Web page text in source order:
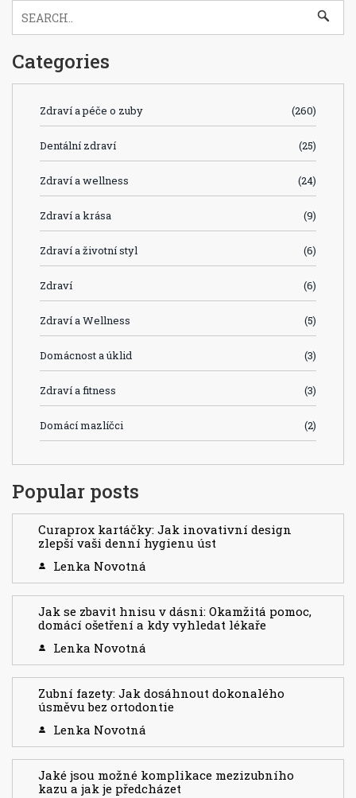
Categories
Zdraví a péče o zuby (260)
Dentální zdraví (25)
Zdraví a wellness (24)
Zdraví a krása (9)
Zdraví a životní styl (6)
Zdraví (6)
Zdraví a Wellness (5)
Domácnost a úklid (3)
Zdraví a fitness (3)
Domácí mazlíčci (2)
Popular posts
Curaprox kartáčky: Jak inovativní design
zlepší vaši denní hygienu úst
Lenka Novotná
Jak se zbavit hnisu v dásni: Okamžitá pomoc,
domácí ošetření a kdy vyhledat lékaře
Lenka Novotná
Zubní fazety: Jak dosáhnout dokonalého
úsměvu bez ortodontie
Lenka Novotná
Jaké jsou možné komplikace mezizubního
kazu a jak je předcházet